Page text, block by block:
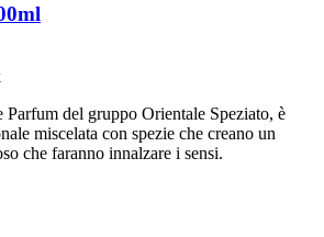
Parfum del gruppo Orientale Speziato, è
miscelata con spezie che creano un
che faranno innalzare i sensi.